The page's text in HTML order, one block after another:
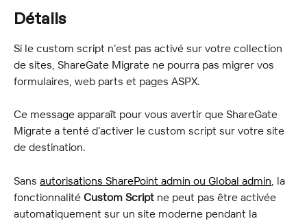
Détails
Si le custom script n’est pas activé sur votre collection
de sites, ShareGate Migrate ne pourra pas migrer vos
formulaires, web parts et pages ASPX.
Ce message apparaît pour vous avertir que ShareGate
Migrate a tenté d’activer le custom script sur votre site
de destination.
Sans autorisations SharePoint admin ou Global admin , la
fonctionnalité Custom Script ne peut pas être activée
automatiquement sur un site moderne pendant la